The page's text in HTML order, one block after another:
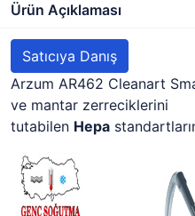
Ürün Açıklaması
Satıcıya Danış
Arzum AR462 Cleanart
ve mantar zerreciklerini
tutabilen Hepa